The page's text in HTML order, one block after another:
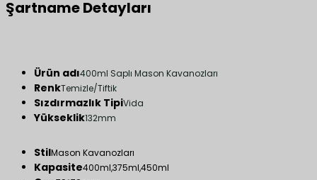
Şartname Detayları
Ürün adı400ml Saplı Mason Kavanozları
RenkTemizle/Tiftik
Sızdırmazlık TipiVida
Yükseklik132mm
StilMason Kavanozları
Kapasite400ml,375ml,450ml